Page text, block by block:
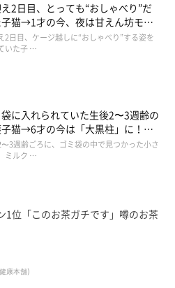
天使となってうにまむ家を見守る
日
年長の、ブラッシング大好き、パ
ディーと相反する、ソプラノボイ
の小ぶりな女のコは、生まれなが
んなを虜にすべく『カワイイ』を
す。
2日目、とっても“おしゃべり”だ
子猫→1才の今、夜は甘えん坊モー
るコに成長！
2日目、ケージ越しに“おしゃべり”する姿を
いた子 …
袋に入れられていた生後2〜3週齢の
子猫→6才の今は「大黒柱」に！
黒猫に成長した姿にグッとくる
3週齢ごろに、ゴミ袋の中で見つかった小さ
ミルク …
1位「このお茶ガチです」噂のお茶
康本舗)